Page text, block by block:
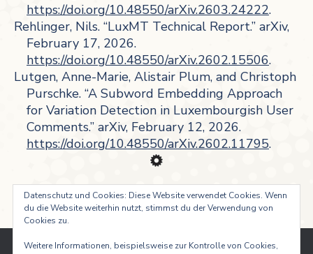
https://doi.org/10.48550/arXiv.2603.24222.
Rehlinger, Nils. “LuxMT Technical Report.” arXiv,
February 17, 2026.
https://doi.org/10.48550/arXiv.2602.15506.
Lutgen, Anne-Marie, Alistair Plum, and Christoph
Purschke. “A Subword Embedding Approach
for Variation Detection in Luxembourgish User
Comments.” arXiv, February 12, 2026.
https://doi.org/10.48550/arXiv.2602.11795.
Datenschutz und Cookies: Diese Website verwendet Cookies. Wenn
du die Website weiterhin nutzt, stimmst du der Verwendung von
Cookies zu.
Weitere Informationen, beispielsweise zur Kontrolle von Cookies,